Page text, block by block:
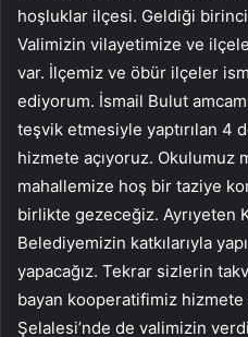
hoşluklar ilçesi. Geldiği
Valimizin vilayetimize ve
var. İlçemiz ve öbür ilçeler
ediyorum. İsmail Bulut
teşvik etmesiyle yaptırılan 4
hizmete açıyoruz. Okulumuz
mahallemize hoş bir taziye
birlikte gezeceğiz. Ayrıyeten
Belediyemizin katkılarıyla
yapacağız. Tekrar sizlerin
bayan kooperatifimiz hizmete
Şelalesi’nde de valimizin